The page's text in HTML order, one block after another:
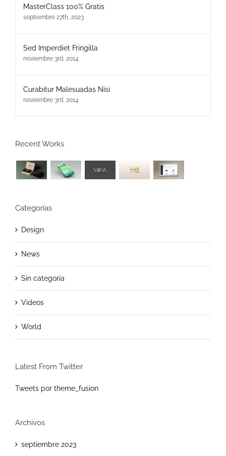
MasterClass 100% Gratis
septiembre 27th, 2023
Sed Imperdiet Fringilla
noviembre 3rd, 2014
Curabitur Malesuadas Nisi
noviembre 3rd, 2014
Recent Works
Categorías
Design
News
Sin categoría
Videos
World
Latest From Twitter
Tweets por theme_fusion
Archivos
septiembre 2023